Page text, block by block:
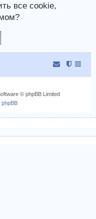
все cookie,
© phpBB Limited
phpBB